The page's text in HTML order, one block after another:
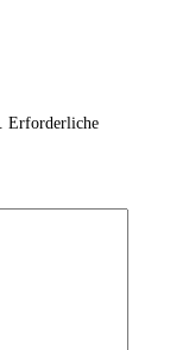
Erforderliche